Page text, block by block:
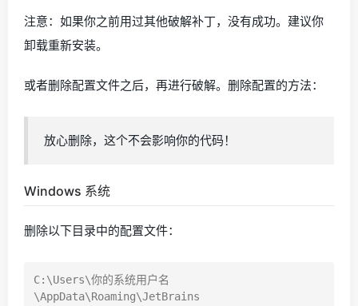
注意：如果你之前用过其他破解补丁，没有成功。建议你
卸载重新安装。
或者删除配置文件之后，再进行破解。删除配置的方法：
放心删除，这个不会影响你的代码！
Windows 系统
删除以下目录中的配置文件：
C:\Users\你的系统用户名